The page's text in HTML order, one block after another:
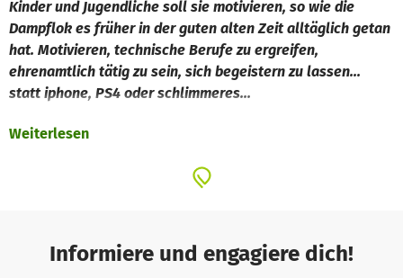
Kinder und Jugendliche soll sie motivieren, so wie die
Dampflok es früher in der guten alten Zeit alltäglich getan
hat. Motivieren, technische Berufe zu ergreifen,
ehrenamtlich tätig zu sein, sich begeistern zu lassen...
statt iphone, PS4 oder schlimmeres...
In authentischem Zustand, so wie sie bei der Deutschen
erbracht hat, soll sie wieder lebendig werden. 01 1104,
damit als fahrbares Wunder der Technik die Menschen in
ihren Bann ziehen. Wie, wenn nicht durch den
Weiterlesen
Informiere und engagiere dich!